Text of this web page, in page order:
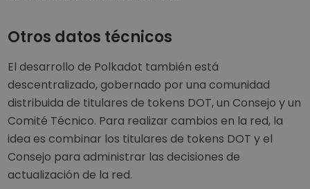
Otros datos técnicos
El desarrollo de Polkadot también está
descentralizado, gobernado por una comunidad
distribuida de titulares de tokens DOT, un Consejo y un
Comité Técnico. Para realizar cambios en la red, la
idea es combinar los titulares de tokens DOT y el
Consejo para administrar las decisiones de
actualización de la red.